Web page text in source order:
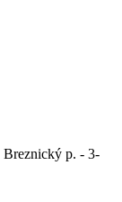
Breznický p. - 3-